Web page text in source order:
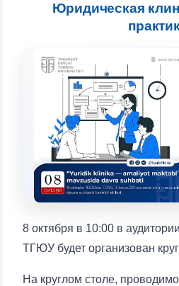
Юридическая
8 октября в 10:00 в
ТГЮУ будет организован
На круглом столе,
Оставляйте здесь свои
Выберите тему — затем появятся
конкретные вопросы:
1. Документы (бакалавр) (5)
3. Собеседование (бакалавр) (8)
4. Собеседование (магистр) (5)
✉️ Написать администратору